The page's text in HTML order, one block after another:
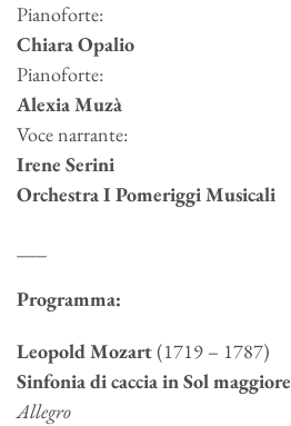
Pianoforte:
Chiara Opalio
Pianoforte:
Alexia Muzà
Voce narrante:
Irene Serini
Orchestra I Pomeriggi Musicali
Programma:
Leopold Mozart(1719 – 1787)
Sinfonia di caccia in Sol maggiore
Allegro